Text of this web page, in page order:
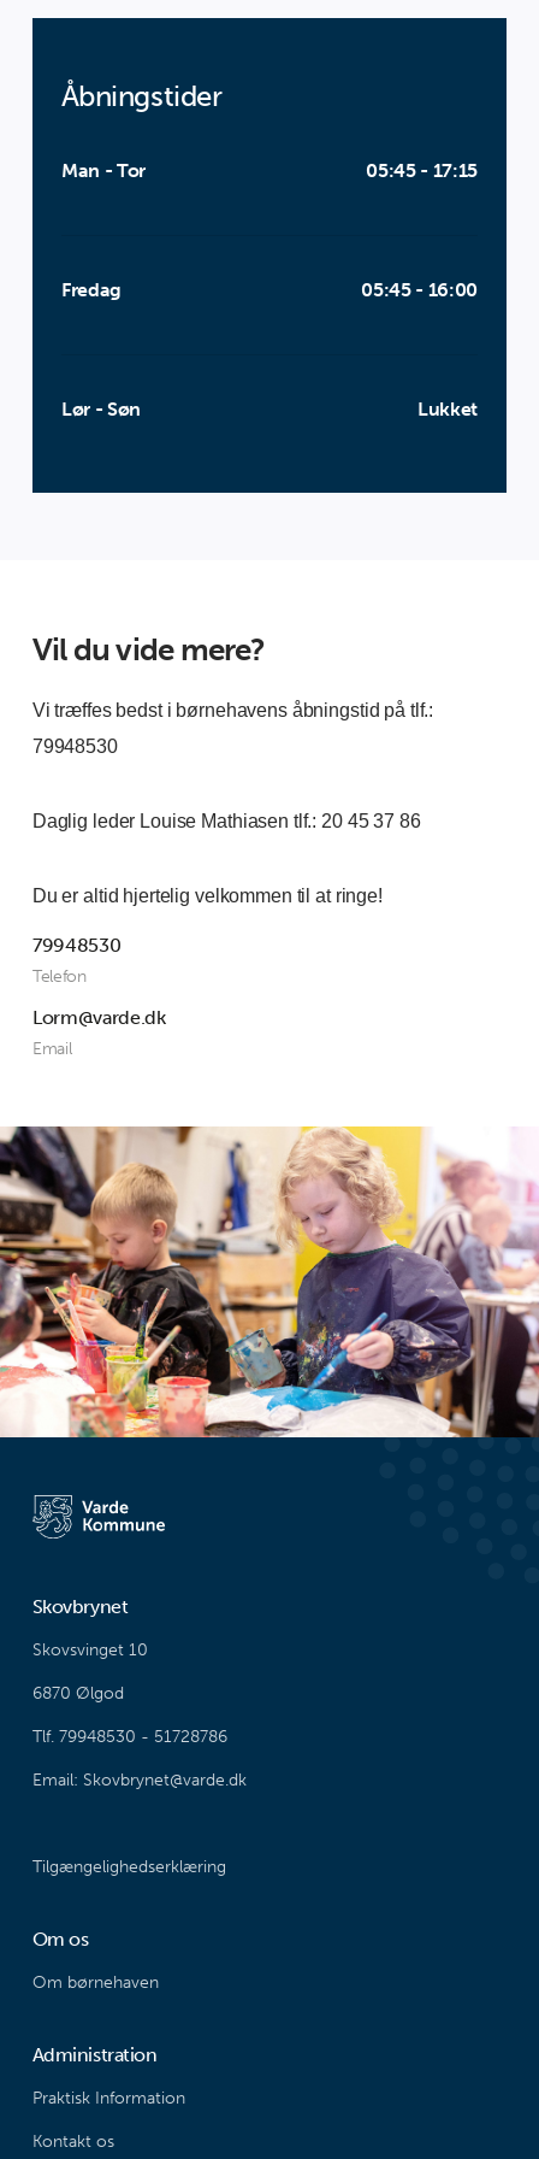
Åbningstider
Man - Tor 05:45 - 17:15
Fredag 05:45 - 16:00
Lør - Søn Lukket
Vil du vide mere?
Vi træffes bedst i børnehavens åbningstid på tlf.:
79948530
Daglig leder Louise Mathiasen tlf.: 20 45 37 86
Du er altid hjertelig velkommen til at ringe!
79948530
Telefon
Lorm@varde.dk
Email
Skovbrynet
Skovsvinget 10
6870 Ølgod
Tlf. 79948530 - 51728786
Email: Skovbrynet@varde.dk
Tilgængelighedserklæring
Om os
Om børnehaven
Administration
Praktisk Information
Kontakt os